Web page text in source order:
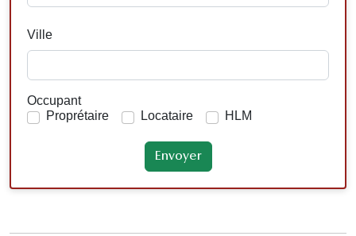
Ville
Occupant
Proprétaire
Locataire HLM